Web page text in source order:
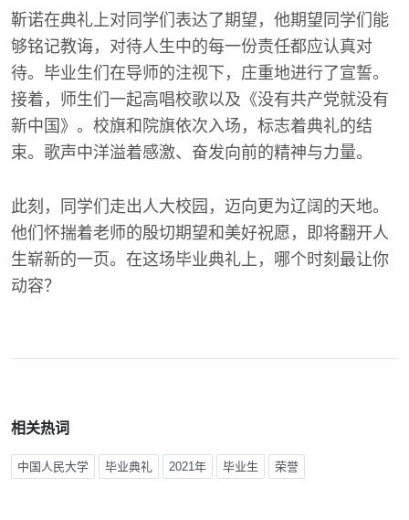
靳诺在典礼上对同学们表达了期望，他期望同学们能
够铭记教诲，对待人生中的每一份责任都应认真对
待。毕业生们在导师的注视下，庄重地进行了宣誓。
接着，师生们一起高唱校歌以及《没有共产党就没有
新中国》。校旗和院旗依次入场，标志着典礼的结
束。歌声中洋溢着感激、奋发向前的精神与力量。
此刻，同学们走出人大校园，迈向更为辽阔的天地。
他们怀揣着老师的殷切期望和美好祝愿，即将翻开人
生崭新的一页。在这场毕业典礼上，哪个时刻最让你
动容？
相关热词
中国人民大学 毕业典礼 2021年 毕业生 荣誉